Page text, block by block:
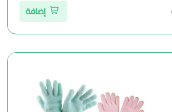
إضافة